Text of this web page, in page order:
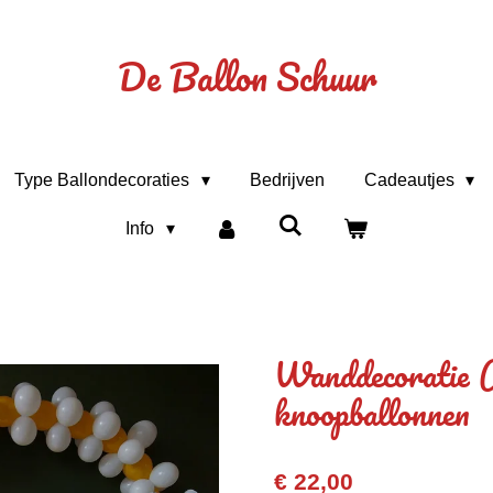
De Ballon Schuur
Type Ballondecoraties Bedrijven Cadeautjes
Info
knoopballonnen
€ 22,00